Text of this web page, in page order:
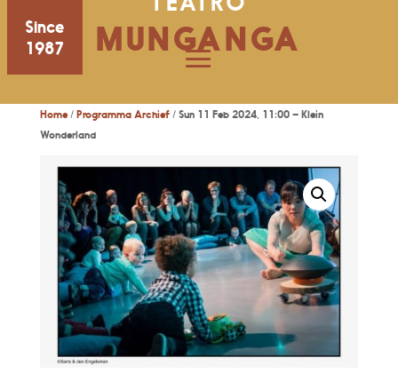
Since
1987
MUNGANGA
Home/ Programma Archief/ Sun 11 Feb 2024, 11:00 – Klein
Wonderland